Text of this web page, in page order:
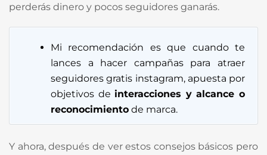
perderás dinero y pocos seguidores ganarás.
Mi recomendación es que cuando te
lances a hacer campañas para atraer
seguidores gratis instagram, apuesta por
objetivos deinteracciones y alcance o
reconocimiento de marca.
Y ahora, después de ver estos consejos básicos pero